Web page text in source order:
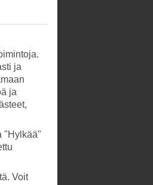
ja
ja
"Hylkää"
Voit